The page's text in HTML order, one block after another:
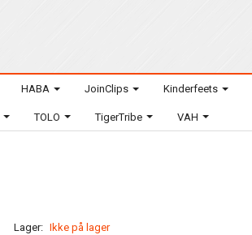
HABA JoinClips Kinderfeets
TOLO TigerTribe VAH
Lager: Ikke på lager